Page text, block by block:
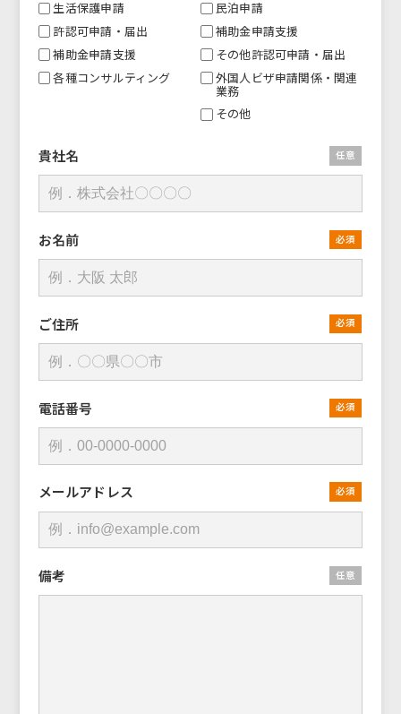
生活保護申請
許認可申請・届出
補助金申請支援
各種コンサルティング
民泊申請
補助金申請支援
その他許認可申請・届出
外国人ビザ申請関係・関連
業務
その他
貴社名 任意
お名前 必須
ご住所 必須
電話番号 必須
メールアドレス 必須
備考 任意